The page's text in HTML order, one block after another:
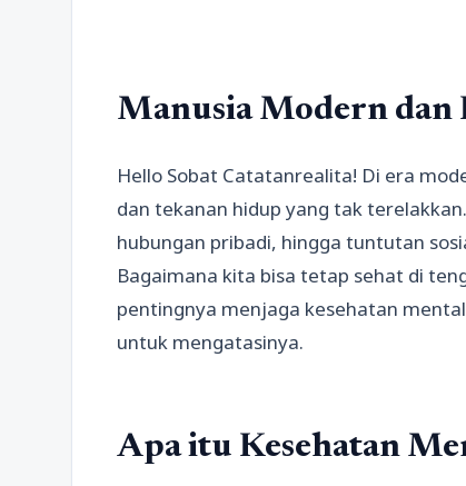
Manusia Modern dan
Hello Sobat Catatanrealita! Di era
dan tekanan hidup yang tak
hubungan pribadi, hingga tuntutan
Bagaimana kita bisa tetap sehat di
pentingnya menjaga kesehatan
untuk mengatasinya.
Apa itu Kesehatan